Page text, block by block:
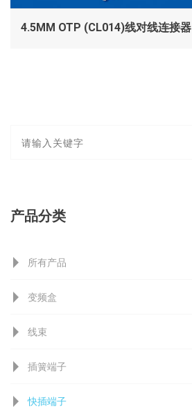
4.5MM OTP (CL014)线对线连接器
产品分类
所有产品
变频盒
线束
插簧端子
快插端子